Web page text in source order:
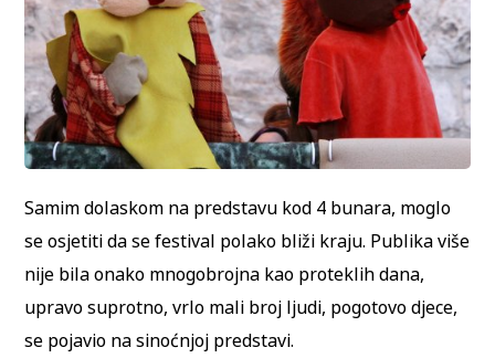
Samim dolaskom na predstavu kod 4 bunara, moglo
se osjetiti da se festival polako bliži kraju. Publika više
nije bila onako mnogobrojna kao proteklih dana,
upravo suprotno, vrlo mali broj ljudi, pogotovo djece,
se pojavio na sinoćnjoj predstavi.